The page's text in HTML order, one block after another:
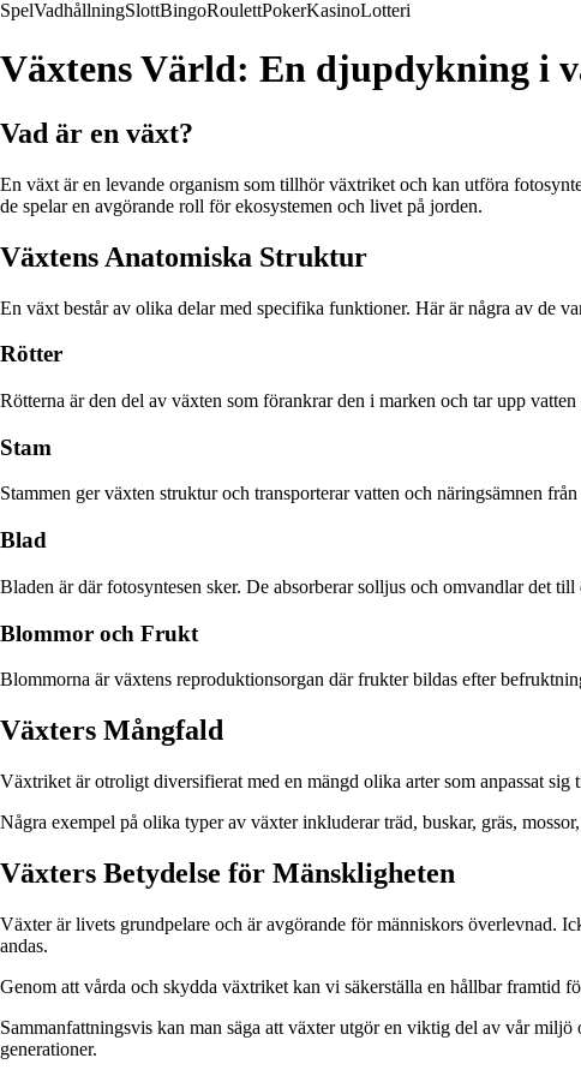
SpelVadhållningSlottBingoRoulettPokerKasinoLotteri
Växtens Värld: En djupdykning i
Vad är en växt?
En växt är en levande organism som tillhör växtriket och kan utföra
de spelar en avgörande roll för ekosystemen och livet på jorden.
Växtens Anatomiska Struktur
En växt består av olika delar med specifika funktioner. Här är några av de
Rötter
Rötterna är den del av växten som förankrar den i marken och tar upp
Stam
Stammen ger växten struktur och transporterar vatten och näringsämnen
Blad
Bladen är där fotosyntesen sker. De absorberar solljus och omvandlar det
Blommor och Frukt
Blommorna är växtens reproduktionsorgan där frukter bildas efter
Växters Mångfald
Växtriket är otroligt diversifierat med en mängd olika arter som anpassat
Några exempel på olika typer av växter inkluderar träd, buskar, gräs,
Växters Betydelse för Mänskligheten
Växter är livets grundpelare och är avgörande för människors överlevnad.
andas.
Genom att vårda och skydda växtriket kan vi säkerställa en hållbar framtid
Sammanfattningsvis kan man säga att växter utgör en viktig del av vår
generationer.